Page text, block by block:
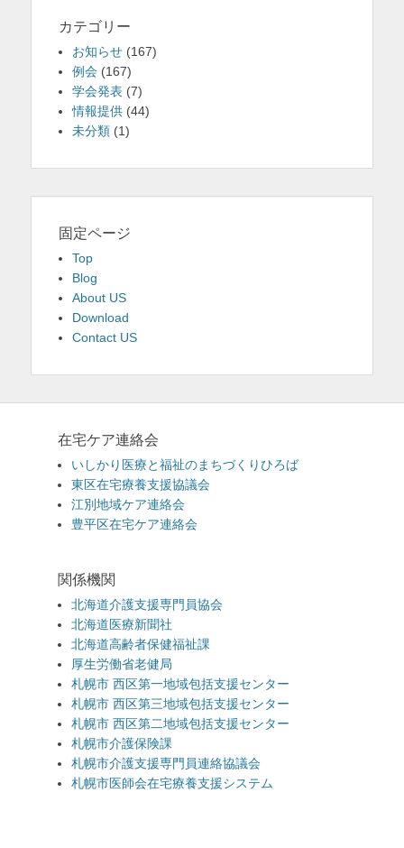
カテゴリー
お知らせ (167)
例会 (167)
学会発表 (7)
情報提供 (44)
未分類 (1)
固定ページ
Top
Blog
About US
Download
Contact US
在宅ケア連絡会
いしかり医療と福祉のまちづくりひろば
東区在宅療養支援協議会
江別地域ケア連絡会
豊平区在宅ケア連絡会
関係機関
北海道介護支援専門員協会
北海道医療新聞社
北海道高齢者保健福祉課
厚生労働省老健局
札幌市 西区第一地域包括支援センター
札幌市 西区第三地域包括支援センター
札幌市 西区第二地域包括支援センター
札幌市介護保険課
札幌市介護支援専門員連絡協議会
札幌市医師会在宅療養支援システム